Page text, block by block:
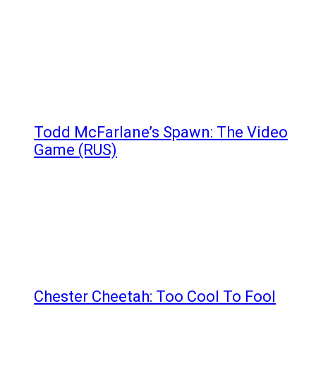
Todd McFarlane’s Spawn: The Video
Game (RUS)
Chester Cheetah: Too Cool To Fool